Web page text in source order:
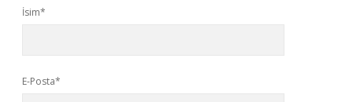
İsim*
E-Posta*